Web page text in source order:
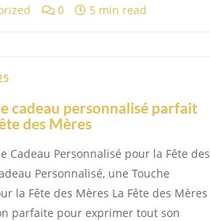
0 5 min read
cadeau personnalisé parfait
des Mères
Cadeau Personnalisé pour la Fête des
Personnalisé, une Touche
la Fête des Mères La Fête des Mères
parfaite pour exprimer tout son